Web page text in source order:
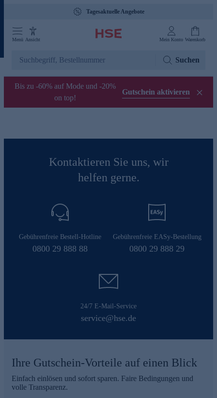
Tagesaktuelle Angebote
Menü Ansicht Mein Konto Warenkorb
Suchen
Bis zu -60% auf Mode und -20%
on top!
Gutschein aktivieren
Kontaktieren Sie uns, wir
helfen gerne.
Gebührenfreie Bestell-Hotline
0800 29 888 88
Gebührenfreie EASy-Bestellung
0800 29 888 29
24/7 E-Mail-Service
service@hse.de
Ihre Gutschein-Vorteile auf einen Blick
Einfach einlösen und sofort sparen. Faire Bedingungen und
volle Transparenz.